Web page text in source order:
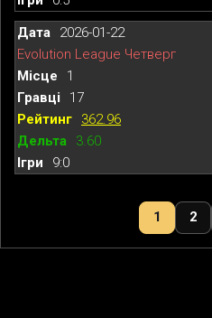
2026-01-22
Evolution League Четверг
1
17
362.96
3.60
9:0
1 2